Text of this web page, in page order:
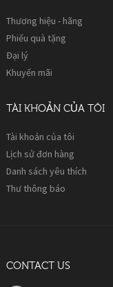
Thương hiệu - hãng
Phiếu quà tặng
Đại lý
Khuyến mãi
TÀI KHOẢN CỦA TÔI
Tài khoản của tôi
Lịch sử đơn hàng
Danh sách yêu thích
Thư thông báo
CONTACT US